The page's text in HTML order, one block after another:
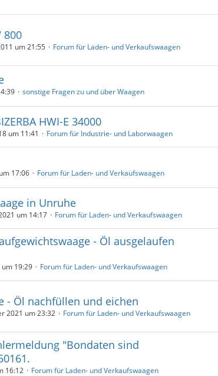
800
um 21:55 Forum für Laden- und Verkaufswaagen
sonstige Fragen zu und über Waagen
HWI-E 34000
um 11:41 Forum für Industrie- und Laborwaagen
17:06 Forum für Laden- und Verkaufswaagen
in Unruhe
um 14:17 Forum für Laden- und Verkaufswaagen
- Öl ausgelaufen
um 19:29 Forum für Laden- und Verkaufswaagen
- Öl nachfüllen und eichen
2021 um 23:32 Forum für Laden- und Verkaufswaagen
"Bondaten sind
16:12 Forum für Laden- und Verkaufswaagen